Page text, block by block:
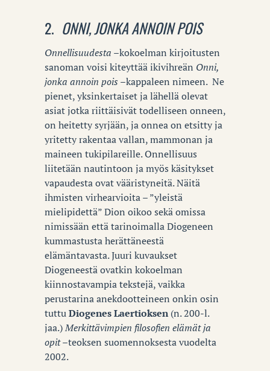
2. ONNI, JONKA ANNOIN POIS
Onnellisuudesta –kokoelman kirjoitusten
sanoman voisi kiteyttää ikivihreän Onni,
jonka annoin pois –kappaleen nimeen. Ne
pienet, yksinkertaiset ja lähellä olevat
asiat jotka riittäisivät todelliseen onneen,
on heitetty syrjään, ja onnea on etsitty ja
yritetty rakentaa vallan, mammonan ja
maineen tukipilareille. Onnellisuus
liitetään nautintoon ja myös käsitykset
vapaudesta ovat vääristyneitä. Näitä
ihmisten virhearvioita – ”yleistä
mielipidettä” Dion oikoo sekä omissa
nimissään että tarinoimalla Diogeneen
kummastusta herättäneestä
elämäntavasta. Juuri kuvaukset
Diogeneestä ovatkin kokoelman
kiinnostavampia tekstejä, vaikka
perustarina anekdootteineen onkin osin
tuttuDiogenes Laertioksen(n. 200-l.
jaa.)Merkittävimpien filosofien elämät ja
opit –teoksen suomennoksesta vuodelta
2002.